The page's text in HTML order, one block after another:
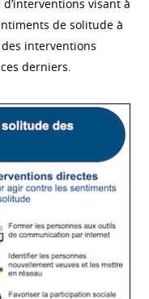
visant à
de solitude à
interventions
derniers.